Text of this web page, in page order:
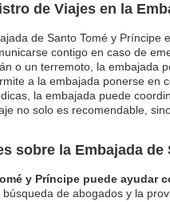
de Viajes en la
de Santo Tomé y
contigo en caso de
o un terremoto, la embajada
a la embajada ponerse en
la embajada puede
no solo es recomendable,
sobre la Embajada de
y Príncipe puede ayudar
de abogados y la